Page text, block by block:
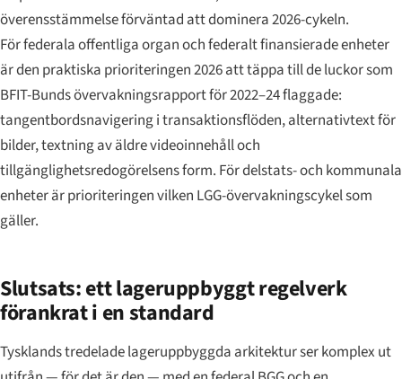
överensstämmelse förväntad att dominera 2026-cykeln.
För federala offentliga organ och federalt finansierade enheter
är den praktiska prioriteringen 2026 att täppa till de luckor som
BFIT-Bunds övervakningsrapport för 2022–24 flaggade:
tangentbordsnavigering i transaktionsflöden, alternativtext för
bilder, textning av äldre videoinnehåll och
tillgänglighetsredogörelsens form. För delstats- och kommunala
enheter är prioriteringen vilken LGG-övervakningscykel som
gäller.
Slutsats: ett lageruppbyggt regelverk
förankrat i en standard
Tysklands tredelade lageruppbyggda arkitektur ser komplex ut